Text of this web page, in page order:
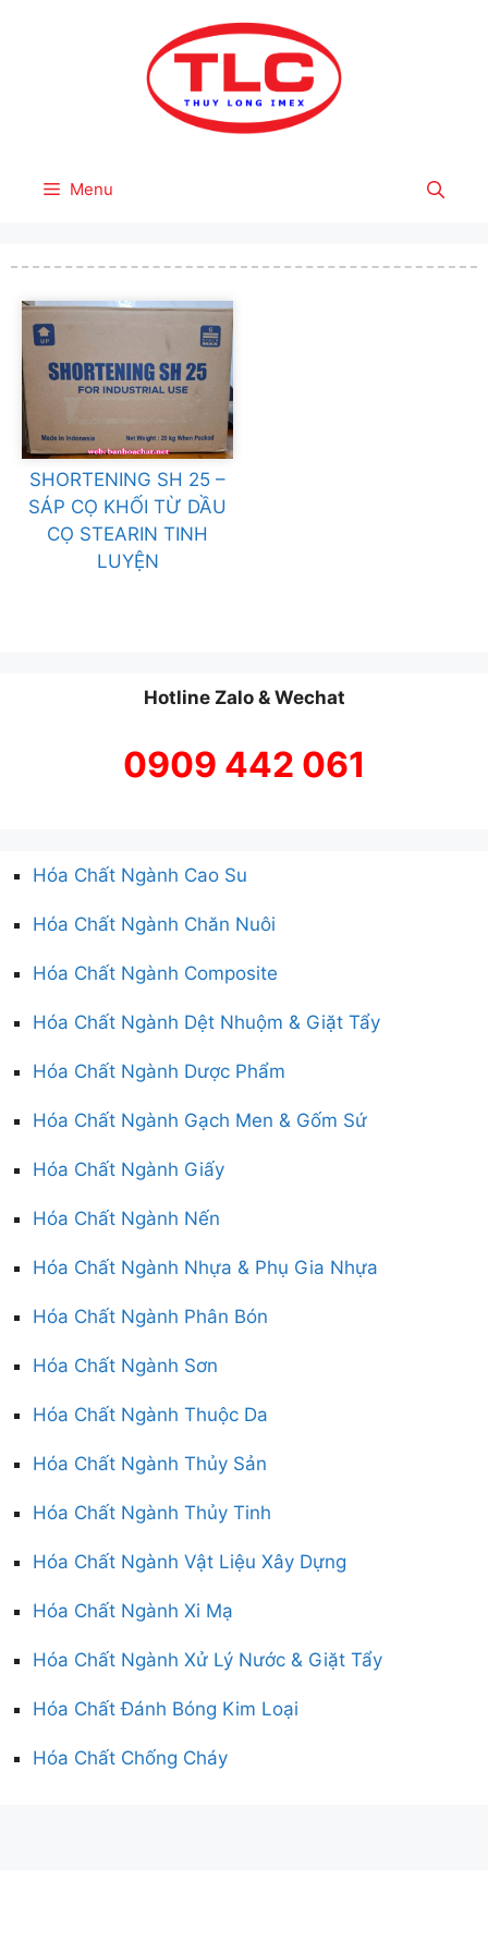
Menu
SHORTENING SH 25 –
SÁP CỌ KHỐI TỪ DẦU
CỌ STEARIN TINH
LUYỆN
Hotline Zalo & Wechat
0909 442 061
Hóa Chất Ngành Cao Su
Hóa Chất Ngành Chăn Nuôi
Hóa Chất Ngành Composite
Hóa Chất Ngành Dệt Nhuộm & Giặt Tẩy
Hóa Chất Ngành Dược Phẩm
Hóa Chất Ngành Gạch Men & Gốm Sứ
Hóa Chất Ngành Giấy
Hóa Chất Ngành Nến
Hóa Chất Ngành Nhựa & Phụ Gia Nhựa
Hóa Chất Ngành Phân Bón
Hóa Chất Ngành Sơn
Hóa Chất Ngành Thuộc Da
Hóa Chất Ngành Thủy Sản
Hóa Chất Ngành Thủy Tinh
Hóa Chất Ngành Vật Liệu Xây Dựng
Hóa Chất Ngành Xi Mạ
Hóa Chất Ngành Xử Lý Nước & Giặt Tẩy
Hóa Chất Đánh Bóng Kim Loại
Hóa Chất Chống Cháy